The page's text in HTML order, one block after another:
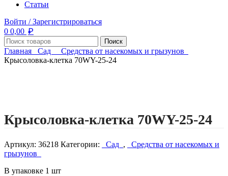
Статьи
Войти / Зарегистрироваться
0 0,00 ₽
Поиск
Главная Сад
Средства от насекомых и грызунов
Крысоловка-клетка 70WY-25-24
Крысоловка-клетка 70WY-25-24
Артикул: 36218 Категории: Сад ,
Средства от насекомых и
грызунов
В упаковке 1 шт